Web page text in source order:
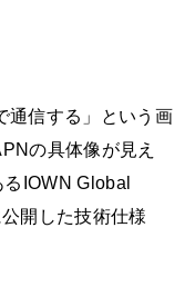
通信する」という画
の具体像が見え
IOWN Global
開した技術仕様